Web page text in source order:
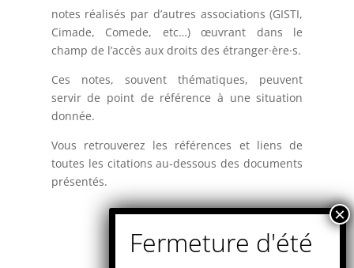
notes réalisés par d’autres associations (GISTI,
Cimade, Comede, etc…) œuvrant dans le
champ de l’accès aux droits des étranger·ère·s.
Ces notes, souvent thématiques, peuvent
servir de point de référence à une situation
donnée.
Vous retrouverez les références et liens de
toutes les citations au-dessous des documents
présentés.
Attention